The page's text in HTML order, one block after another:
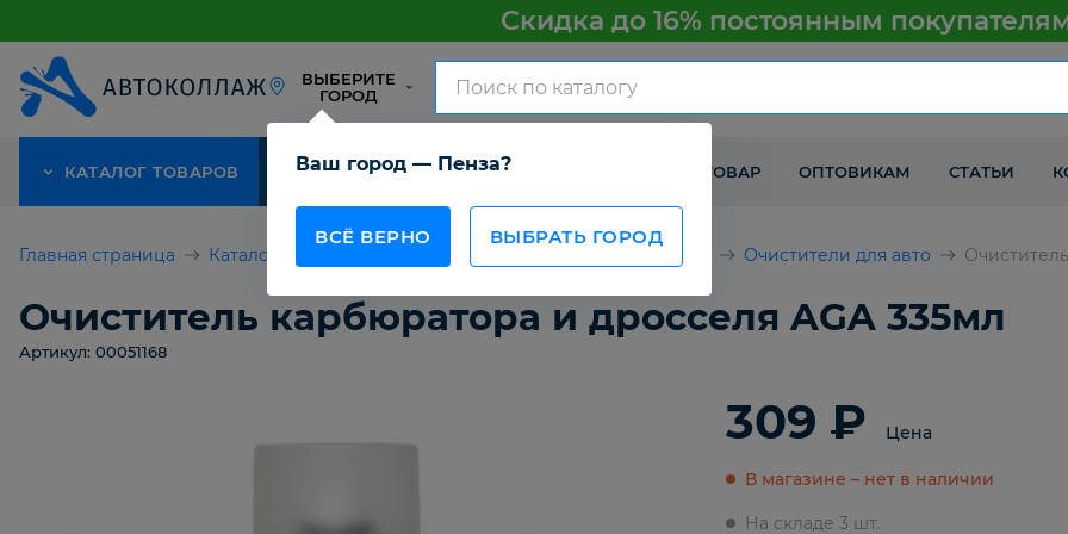
Скидка до 16% постоянным
ВЫБЕРИТЕ
ГОРОД
Ваш город — Пенза?
ВСЁ ВЕРНО ВЫБРАТЬ ГОРОД
КАТАЛОГ ТОВАРОВ АКЦИЯ О КОМПАНИИ КАК ПОЛУЧИТЬ ТОВАР ОПТОВИКАМ СТАТЬИ
Главная страница Каталог товаров Очистители для авто
Очиститель карбюратора и дросселя AGA 335мл
Артикул: 00051168
309 ₽ Цена
В магазине – нет в наличии
На складе 3 шт.